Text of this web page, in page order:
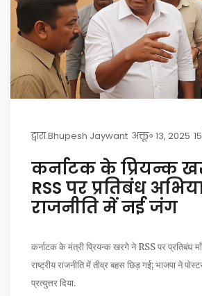
द्वाराBhupesh Jaywant अक्तू॰ 13, 2025
कर्नाटक के प्रियन्क
RSS पर प्रतिबंध
राजनीति में नई जंग
कर्नाटक के मंत्री प्रियन्क खरगे ने RSS पर प्रतिबंध
राष्ट्रीय राजनीति में तीव्र बहस छिड़ गई; भाजपा ने
प्रत्युत्तर दिया.